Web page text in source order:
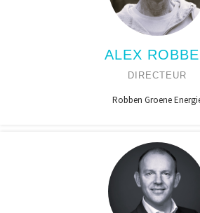
ALEX
DIRECTEUR
Robben Groene